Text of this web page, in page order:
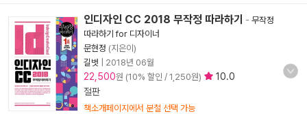
인디자인 CC 2018 무작정 따라하기 - 무작정
따라하기 for 디자이너
문현정 (지은이)
길벗
2018년 06월
22,500원 (10% 할인 / 1,250원)
10.0
절판
책소개페이지에서 분철 선택 가능